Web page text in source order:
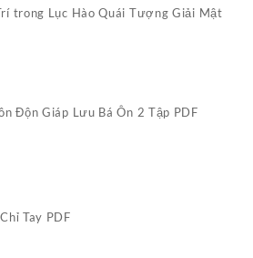
trong Lục Hào Quái Tượng Giải Mật
Độn Giáp Lưu Bá Ôn 2 Tập PDF
Tay PDF